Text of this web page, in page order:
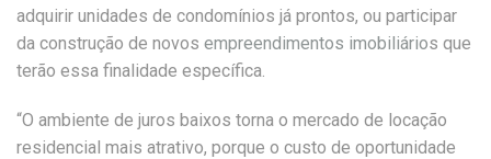
adquirir unidades de condomínios já prontos, ou participar
da construção de novos empreendimentos imobiliários que
terão essa finalidade específica.
“O ambiente de juros baixos torna o mercado de locação
residencial mais atrativo, porque o custo de oportunidade